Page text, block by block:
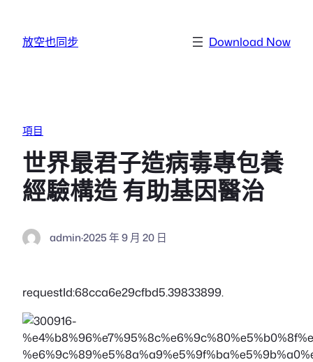
放空也同步 Download Now
項目
世界最君子造病毒專包養
經驗構造 有助基因醫治
admin·2025 年 9 月 20 日
requestId:68cca6e29cfbd5.39833899.